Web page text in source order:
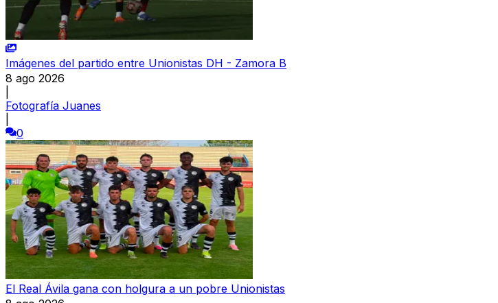
Imágenes del partido entre Unionistas DH - Zamora B
8 ago 2026
Fotografía Juanes
0
El Real Ávila gana con holgura a un pobre Unionistas